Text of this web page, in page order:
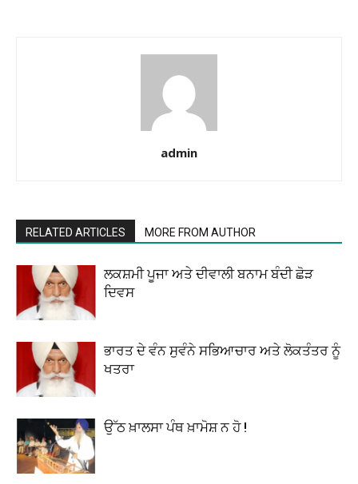
admin
RELATED ARTICLES MORE FROM AUTHOR
ਲਕਸ਼ਮੀ ਪੂਜਾ ਅਤੇ ਦੀਵਾਲੀ ਬਨਾਮ ਬੰਦੀ ਛੋੜ
ਦਿਵਸ
ਭਾਰਤ ਦੇ ਵੰਨ ਸੁਵੰਨੇ ਸਭਿਆਚਾਰ ਅਤੇ ਲੋਕਤੰਤਰ ਨੂੰ
ਖਤਰਾ
ਉੱਠ ਖ਼ਾਲਸਾ ਪੰਥ ਖ਼ਾਮੋਸ਼ ਨ ਹੋ !